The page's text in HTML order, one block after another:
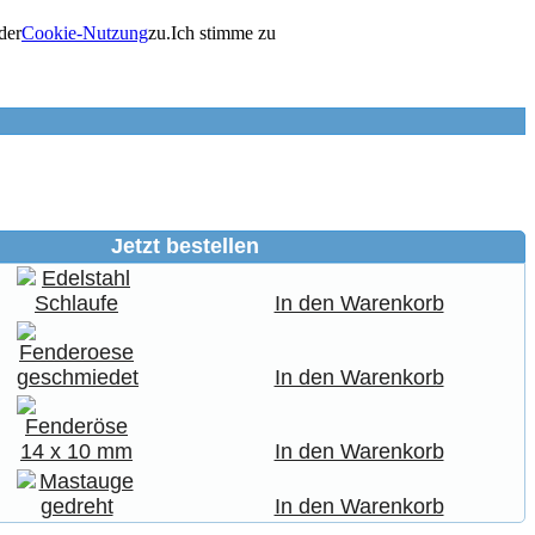
Cookie-Nutzungzu.Ich stimme zu
Jetzt bestellen
In den Warenkorb
In den Warenkorb
In den Warenkorb
In den Warenkorb